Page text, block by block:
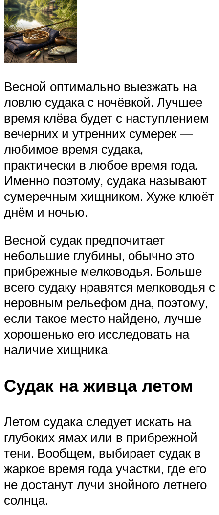
Весной оптимально выезжать на
ловлю судака с ночёвкой. Лучшее
время клёва будет с наступлением
вечерних и утренних сумерек —
любимое время судака,
практически в любое время года.
Именно поэтому, судака называют
сумеречным хищником. Хуже клюёт
днём и ночью.
Весной судак предпочитает
небольшие глубины, обычно это
прибрежные мелководья. Больше
всего судаку нравятся мелководья с
неровным рельефом дна, поэтому,
если такое место найдено, лучше
хорошенько его исследовать на
наличие хищника.
Судак на живца летом
Летом судака следует искать на
глубоких ямах или в прибрежной
тени. Вообщем, выбирает судак в
жаркое время года участки, где его
не достанут лучи знойного летнего
солнца.